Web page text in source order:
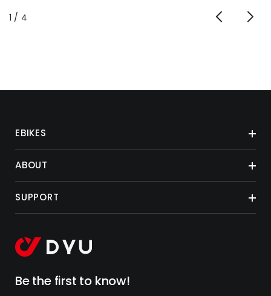
1 / of
4
EBIKES
ABOUT
SUPPORT
Be the first to know!